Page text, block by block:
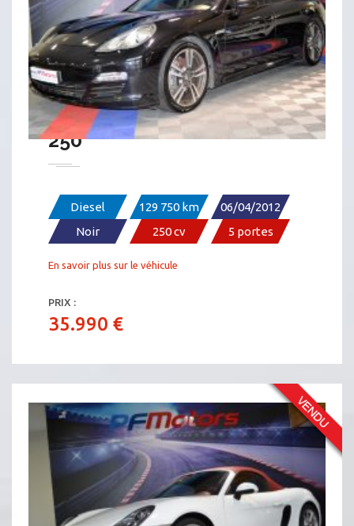
PORSCHE PANAMERA 3.0 V6
250
Diesel 129 750 km
06/04/2012
Noir
250 cv 5 portes
En savoir plus sur le véhicule
PRIX :
35.990 €